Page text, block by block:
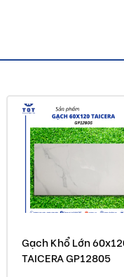
Gạch Khổ Lớn
TAICERA GP12805